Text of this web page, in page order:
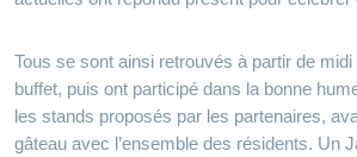
Tous se sont ainsi retrouvés à partir de
buffet, puis ont participé dans la bonne
les stands proposés par les partenaires,
gâteau avec l’ensemble des résidents. Un